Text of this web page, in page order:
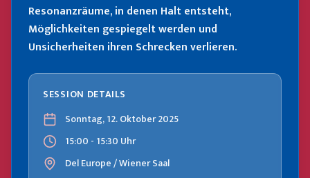
Resonanzräume, in denen Halt entsteht,
Möglichkeiten gespiegelt werden und
Unsicherheiten ihren Schrecken verlieren.
SESSION DETAILS
Sonntag, 12. Oktober 2025
15:00 - 15:30 Uhr
Del Europe / Wiener Saal